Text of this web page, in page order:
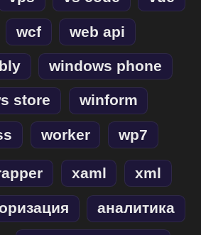
wcf web api
windows phone
store winform
worker wp7
xaml xml
аналитика